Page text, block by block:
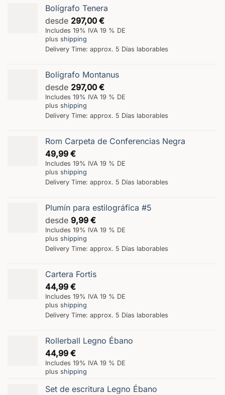
Bolígrafo Tenera
desde 297,00 €
Includes 19% IVA 19 % DE
plus shipping
Delivery Time: approx. 5 Días laborables
Bolígrafo Montanus
desde 297,00 €
Includes 19% IVA 19 % DE
plus shipping
Delivery Time: approx. 5 Días laborables
Rom Carpeta de Conferencias Negra
49,99 €
Includes 19% IVA 19 % DE
plus shipping
Delivery Time: approx. 5 Días laborables
Plumín para estilográfica #5
desde 9,99 €
Includes 19% IVA 19 % DE
plus shipping
Delivery Time: approx. 5 Días laborables
Cartera Fortis
44,99 €
Includes 19% IVA 19 % DE
plus shipping
Delivery Time: approx. 5 Días laborables
Rollerball Legno Ébano
44,99 €
Includes 19% IVA 19 % DE
plus shipping
Set de escritura Legno Ébano